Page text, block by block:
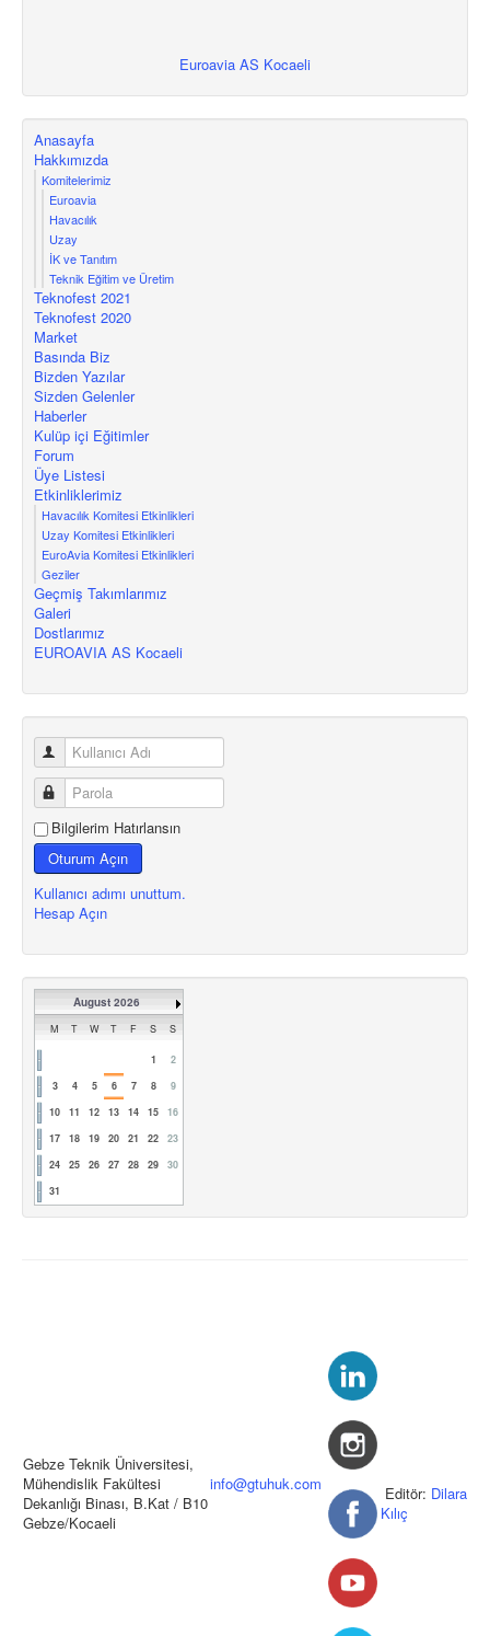
Euroavia AS Kocaeli
Anasayfa
Hakkımızda
Komitelerimiz
Euroavia
Havacılık
Uzay
İK ve Tanıtım
Teknik Eğitim ve Üretim
Teknofest 2021
Teknofest 2020
Market
Basında Biz
Bizden Yazılar
Sizden Gelenler
Haberler
Kulüp içi Eğitimler
Forum
Üye Listesi
Etkinliklerimiz
Havacılık Komitesi Etkinlikleri
Uzay Komitesi Etkinlikleri
EuroAvia Komitesi Etkinlikleri
Geziler
Geçmiş Takımlarımız
Galeri
Dostlarımız
EUROAVIA AS Kocaeli
Bilgilerim Hatırlansın
Oturum Açın
Kullanıcı adımı unuttum.
Hesap Açın
August 2026
M T W T F S S
1
2
3
4 5 6 7 8
9
10
11 12 13 14 15
16
17
18 19 20 21 22
23
24
25 26 27 28 29
30
31
Gebze Teknik Üniversitesi,
Mühendislik Fakültesi
Dekanlığı Binası, B.Kat / B10
Gebze/Kocaeli
info@gtuhuk.com Editör: Dilara
Kılıç